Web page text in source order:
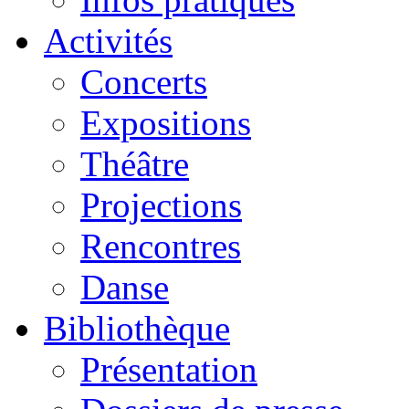
Activités
Concerts
Expositions
Théâtre
Projections
Rencontres
Danse
Bibliothèque
Présentation